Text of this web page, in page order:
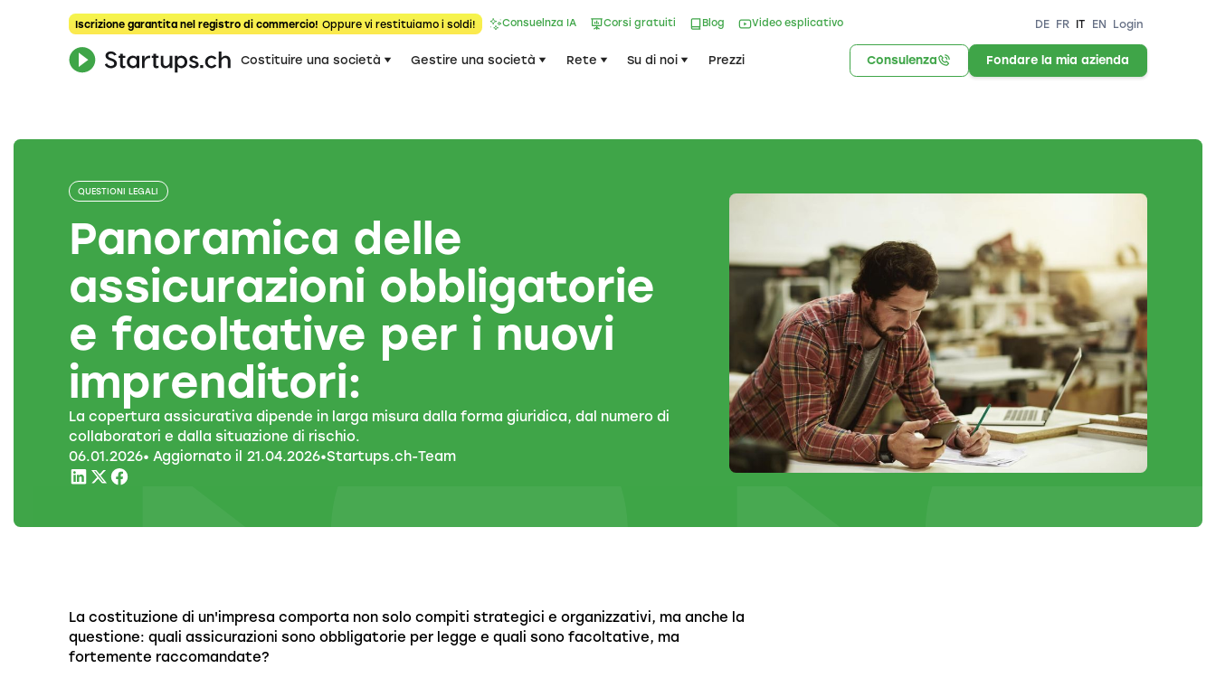
Iscrizione garantita nel registro di commercio! Oppure vi restituiamo i soldi! Consuelnza IA Corsi gratuiti Blog Video esplicativo DE FR IT EN Login
Costituire una società Gestire una società Rete Su di noi Prezzi Consulenza Fondare la mia azienda
QUESTIONI LEGALI
Panoramica delle
assicurazioni obbligatorie
e facoltative per i nuovi
imprenditori:
La copertura assicurativa dipende in larga misura dalla forma giuridica, dal numero di
collaboratori e dalla situazione di rischio.
06.01.2026• Aggiornato il 21.04.2026•Startups.ch-Team
La costituzione di un'impresa comporta non solo compiti strategici e organizzativi, ma anche la
questione: quali assicurazioni sono obbligatorie per legge e quali sono facoltative, ma
fortemente raccomandate?